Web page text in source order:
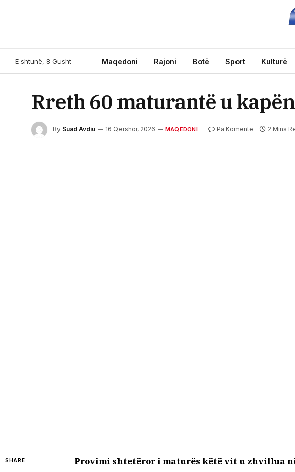
E shtunë, 8 Gusht Maqedoni Rajoni Botë Sport Kulturë
Rreth 60 maturantë u
By Suad Avdiu 16 Qershor, 2026 MAQEDONI Pa Komente 2 Mins
SHARE
Provimi shtetëror i maturës këtë vit u zhvillua